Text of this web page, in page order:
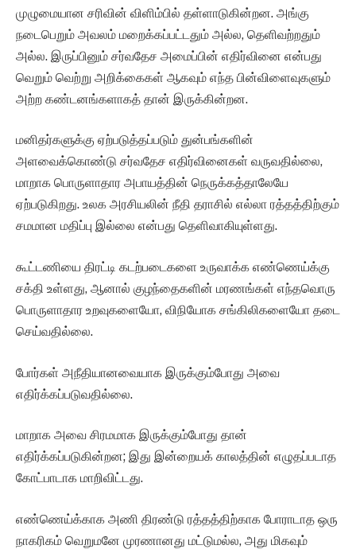
முழுமையான சரிவின் விளிம்பில் தள்ளாடுகின்றன. அங்கு
நடைபெறும் அவலம் மறைக்கப்பட்டதும் அல்ல, தெளிவற்றதும்
அல்ல. இருப்பினும் சர்வதேச அமைப்பின் எதிர்வினை என்பது
வெறும் வெற்று அறிக்கைகள் ஆகவும் எந்த பின்விளைவுகளும்
அற்ற கண்டனங்களாகத் தான் இருக்கின்றன.
மனிதர்களுக்கு ஏற்படுத்தப்படும் துன்பங்களின்
அளவைக்கொண்டு சர்வதேச எதிர்வினைகள் வருவதில்லை,
மாறாக பொருளாதார அபாயத்தின் நெருக்கத்தாலேயே
ஏற்படுகிறது. உலக அரசியலின் நீதி தராசில் எல்லா ரத்தத்திற்கும்
சமமான மதிப்பு இல்லை என்பது தெளிவாகியுள்ளது.
கூட்டணியை திரட்டி கடற்படைகளை உருவாக்க எண்ணெய்க்கு
சக்தி உள்ளது, ஆனால் குழந்தைகளின் மரணங்கள் எந்தவொரு
பொருளாதார உறவுகளையோ, விநியோக சங்கிலிகளையோ தடை
செய்வதில்லை.
போர்கள் அநீதியானவையாக இருக்கும்போது அவை
எதிர்க்கப்படுவதில்லை.
மாறாக அவை சிரமமாக இருக்கும்போது தான்
எதிர்க்கப்படுகின்றன; இது இன்றையக் காலத்தின் எழுதப்படாத
கோட்பாடாக மாறிவிட்டது.
எண்ணெய்க்காக அணி திரண்டு ரத்தத்திற்காக போராடாத ஒரு
நாகரிகம் வெறுமனே முரணானது மட்டுமல்ல, அது மிகவும்